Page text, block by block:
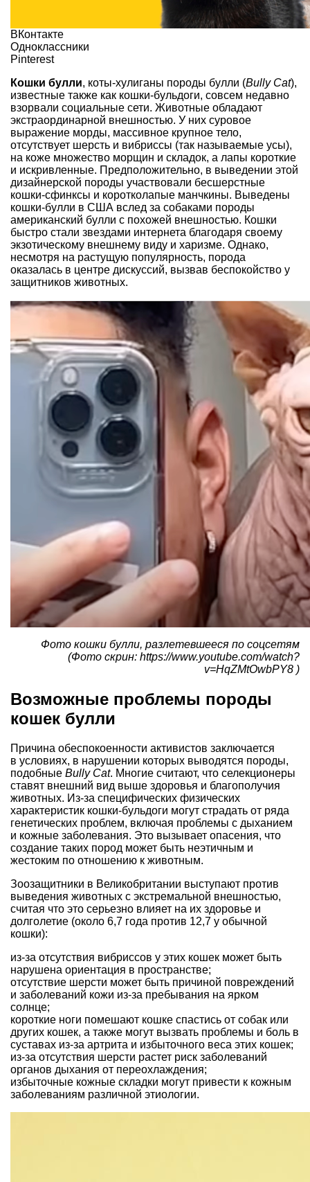
ВКонтакте
Одноклассники
Pinterest
Кошки булли, коты-хулиганы породы булли (Bully Cat),
известные также как кошки-бульдоги, совсем недавно
взорвали социальные сети. Животные обладают
экстраординарной внешностью. У них суровое
выражение морды, массивное крупное тело,
отсутствует шерсть и вибриссы (так называемые усы),
на коже множество морщин и складок, а лапы короткие
и искривленные. Предположительно, в выведении этой
дизайнерской породы участвовали бесшерстные
кошки-сфинксы и коротколапые манчкины. Выведены
кошки-булли в США вслед за собаками породы
американский булли с похожей внешностью. Кошки
быстро стали звездами интернета благодаря своему
экзотическому внешнему виду и харизме. Однако,
несмотря на растущую популярность, порода
оказалась в центре дискуссий, вызвав беспокойство у
защитников животных.
Фото кошки булли, разлетевшееся по соцсетям
(Фото скрин: https://www.youtube.com/watch?
v=HqZMtOwbPY8 )
Возможные проблемы породы
кошек булли
Причина обеспокоенности активистов заключается
в условиях, в нарушении которых выводятся породы,
подобные Bully Cat. Многие считают, что селекционеры
ставят внешний вид выше здоровья и благополучия
животных. Из-за специфических физических
характеристик кошки-бульдоги могут страдать от ряда
генетических проблем, включая проблемы с дыханием
и кожные заболевания. Это вызывает опасения, что
создание таких пород может быть неэтичным и
жестоким по отношению к животным.
Зоозащитники в Великобритании выступают против
выведения животных с экстремальной внешностью,
считая что это серьезно влияет на их здоровье и
долголетие (около 6,7 года против 12,7 у обычной
кошки):
из-за отсутствия вибриссов у этих кошек может быть
нарушена ориентация в пространстве;
отсутствие шерсти может быть причиной повреждений
и заболеваний кожи из-за пребывания на ярком
солнце;
короткие ноги помешают кошке спастись от собак или
других кошек, а также могут вызвать проблемы и боль в
суставах из-за артрита и избыточного веса этих кошек;
из-за отсутствия шерсти растет риск заболеваний
органов дыхания от переохлаждения;
избыточные кожные складки могут привести к кожным
заболеваниям различной этиологии.